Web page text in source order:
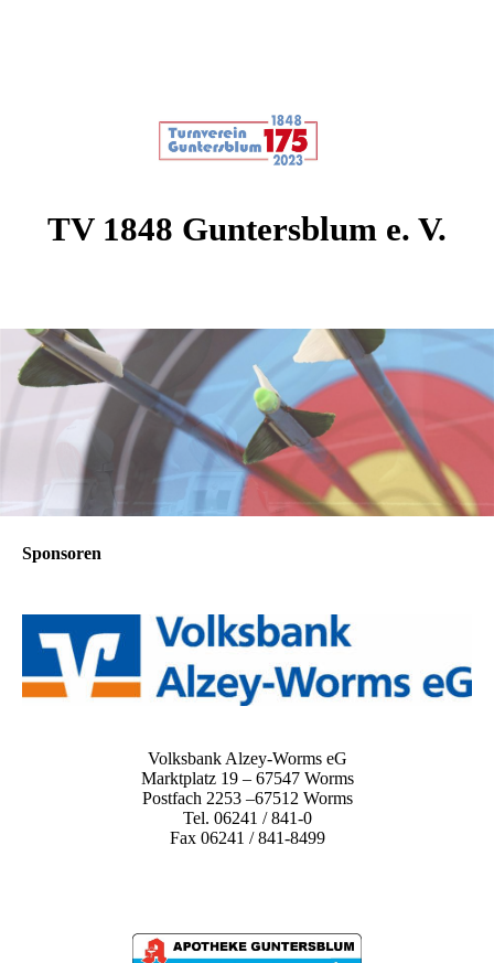
TV 1848 Guntersblum e. V.
Sponsoren
Volksbank Alzey-Worms eG
Marktplatz 19 – 67547 Worms
Postfach 2253 –67512 Worms
Tel. 06241 / 841-0
Fax 06241 / 841-8499